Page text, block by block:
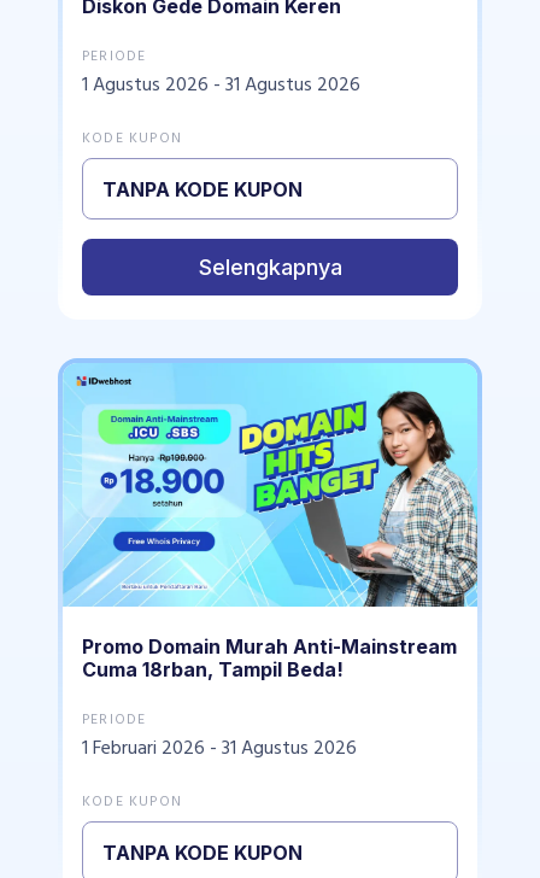
Diskon Gede Domain Keren
PERIODE
1 Agustus 2026 - 31 Agustus 2026
KODE KUPON
TANPA KODE KUPON
Selengkapnya
Promo Domain Murah Anti-Mainstream
Cuma 18rban, Tampil Beda!
PERIODE
1 Februari 2026 - 31 Agustus 2026
KODE KUPON
TANPA KODE KUPON